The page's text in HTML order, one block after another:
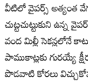
వీటిలో వైపర్స్‌ అత్యంత
చుట్టచుట్టుకుని ఉన్న
వంద మిల్లీ సెకన్లలోనే
పాముకాట్లకు గురయ్యే
పొడవాటి కోరలు